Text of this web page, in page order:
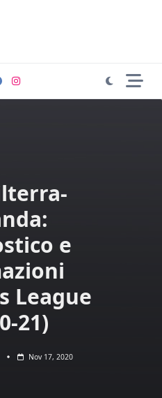
e
League
21)
Nov 17, 2020